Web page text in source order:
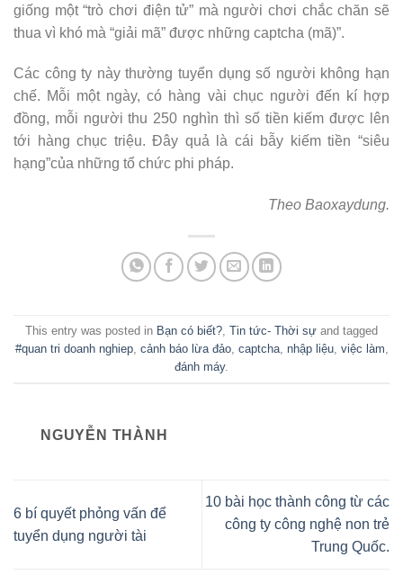
giống một “trò chơi điện tử” mà người chơi chắc chăn sẽ
thua vì khó mà “giải mã” được những captcha (mã)”.
Các công ty này thường tuyển dụng số người không hạn
chế. Mỗi một ngày, có hàng vài chục người đến kí hợp
đồng, mỗi người thu 250 nghìn thì số tiền kiếm được lên
tới hàng chục triệu. Đây quả là cái bẫy kiếm tiền “siêu
hạng”của những tổ chức phi pháp.
Theo Baoxaydung.
This entry was posted in Bạn có biết? Tin tức- Thời sự and tagged
#quan tri doanh nghiep, cảnh báo lừa đảo, captcha, nhập liệu, việc làm
đánh máy.
NGUYỄN THÀNH
6 bí quyết phỏng vấn để
tuyển dụng người tài
10 bài học thành công từ các
công ty công nghệ non trẻ
Trung Quốc.